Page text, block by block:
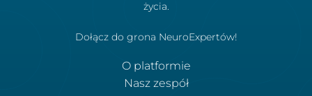
życia.
Dołącz do grona NeuroExpertów!
O platformie
Nasz zespół